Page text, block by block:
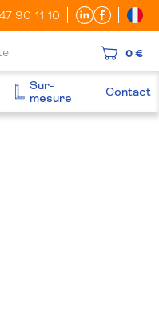
90 11 10
0 €
Sur-
mesure
Contact